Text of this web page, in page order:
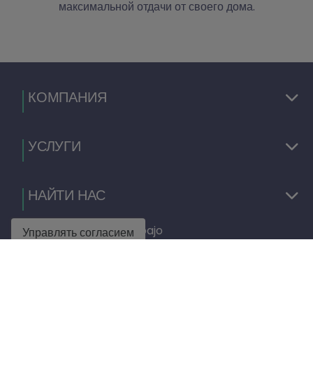
максимальной отдачи от своего дома.
КОМПАНИЯ
УСЛУГИ
НАЙТИ НАС
C/ Dr. Fleming nº 12, bajo
Управлять согласием